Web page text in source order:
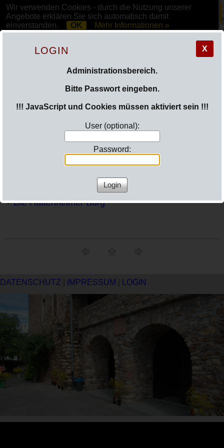
X
LOGIN
Administrationsbereich.
Bitte Passwort eingeben.
!!! JavaScript und Cookies müssen aktiviert sein !!!
User (optional):
Password:
Einblicke/Galerien
Hier finden Sie Bilder rund um unsere schöne Burg
und die tollen Veranstaltungen und Feste die dort
Die Hattenheimer Burg
DATENSCHUTZ IMPRESSUM LOGIN
Wir verwenden Cookies - durch die Nutzung unserer
Angebote erklären Sie sich automatisch damit
einverstanden.
OK Mehr Informationen »